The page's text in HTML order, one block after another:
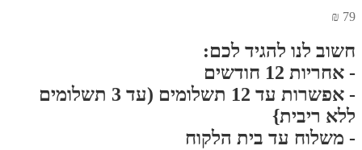
₪ 79
חשוב לנו להגיד לכם:
- אחריות 12 חודשים
- אפשרות עד 12 תשלומים (עד 3 תשלומים
ללא ריבית}
- משלוח עד בית הלקוח